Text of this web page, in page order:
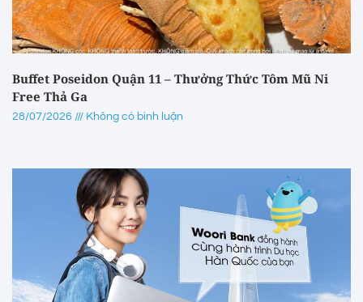
Buffet Poseidon Quận 11 – Thưởng Thức Tôm Mũ Ni
Free Thả Ga
28/07/2026 Không có bình luận